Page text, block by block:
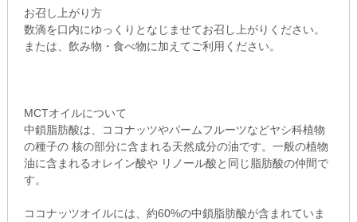
お召し上がり方
数滴を口内にゆっくりとなじませてお召し上がりください。
または、飲み物・食べ物に加えてご利用ください。
MCTオイルについて
中鎖脂肪酸は、ココナッツやパームフルーツなどヤシ科植物
の種子の 核の部分に含まれる天然成分の油です。一般の植物
油に含まれるオレイン酸や リノール酸と同じ脂肪酸の仲間で
す。
ココナッツオイルには、約60%の中鎖脂肪酸が含まれていま